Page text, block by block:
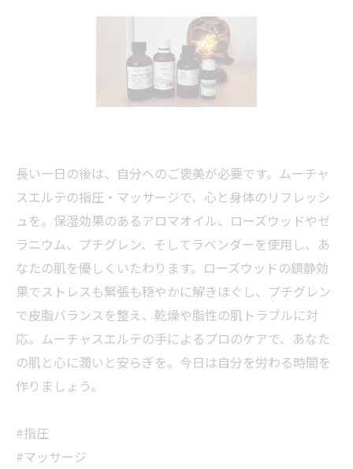
長い一日の後は、自分へのご褒美が必要です。ムーチャ
スエルテの指圧・マッサージで、心と身体のリフレッシ
ュを。保湿効果のあるアロマオイル、ローズウッドやゼ
ラニウム、プチグレン、そしてラベンダーを使用し、あ
なたの肌を優しくいたわります。ローズウッドの鎮静効
果でストレスも緊張も穏やかに解きほぐし、プチグレン
で皮脂バランスを整え、乾燥や脂性の肌トラブルに対
応。ムーチャスエルテの手によるプロのケアで、あなた
の肌と心に潤いと安らぎを。今日は自分を労わる時間を
作りましょう。
#指圧
#マッサージ